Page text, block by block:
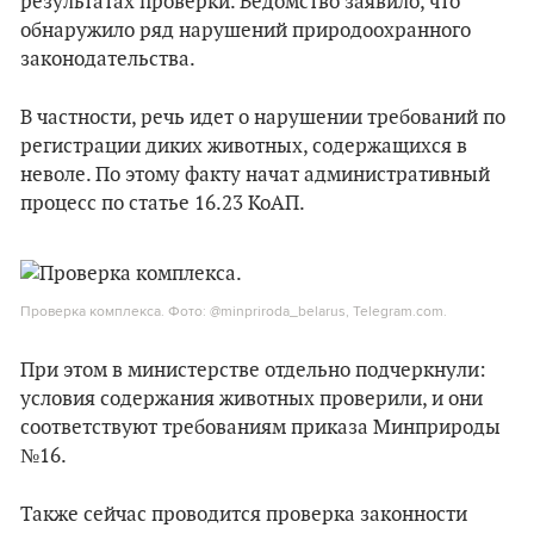
обнаружило ряд нарушений природоохранного
законодательства.
В частности, речь идет о нарушении требований по
регистрации диких животных, содержащихся в
неволе. По этому факту начат административный
процесс по статье 16.23 КоАП.
Проверка комплекса. Фото: @minpriroda_belarus, Telegram.com.
При этом в министерстве отдельно подчеркнули:
условия содержания животных проверили, и они
соответствуют требованиям приказа Минприроды
№16.
Также сейчас проводится проверка законности